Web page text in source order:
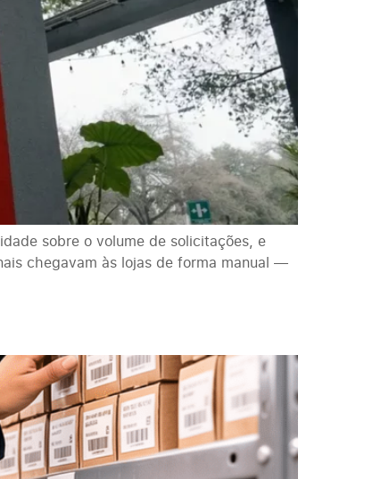
sobre o volume de solicitações, e
chegavam às lojas de forma manual —